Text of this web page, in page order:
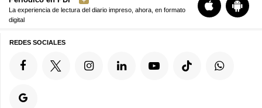
La experiencia de lectura del diario impreso, ahora, en formato
digital
REDES SOCIALES